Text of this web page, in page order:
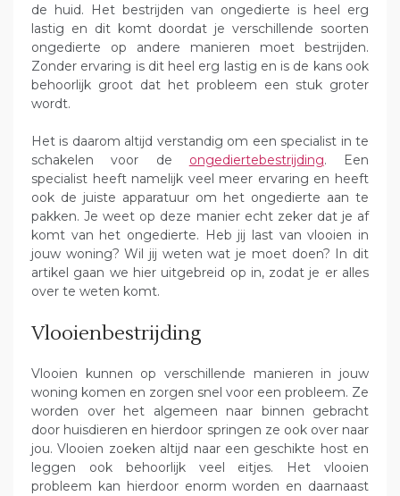
de huid. Het bestrijden van ongedierte is heel erg
lastig en dit komt doordat je verschillende soorten
ongedierte op andere manieren moet bestrijden.
Zonder ervaring is dit heel erg lastig en is de kans ook
behoorlijk groot dat het probleem een stuk groter
wordt.
Het is daarom altijd verstandig om een specialist in te
schakelen voor de ongediertebestrijding. Een
specialist heeft namelijk veel meer ervaring en heeft
ook de juiste apparatuur om het ongedierte aan te
pakken. Je weet op deze manier echt zeker dat je af
komt van het ongedierte. Heb jij last van vlooien in
jouw woning? Wil jij weten wat je moet doen? In dit
artikel gaan we hier uitgebreid op in, zodat je er alles
over te weten komt.
Vlooienbestrijding
Vlooien kunnen op verschillende manieren in jouw
woning komen en zorgen snel voor een probleem. Ze
worden over het algemeen naar binnen gebracht
door huisdieren en hierdoor springen ze ook over naar
jou. Vlooien zoeken altijd naar een geschikte host en
leggen ook behoorlijk veel eitjes. Het vlooien
probleem kan hierdoor enorm worden en daarnaast